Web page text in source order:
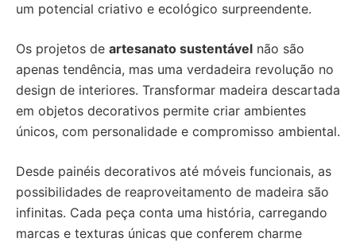
um potencial criativo e ecológico surpreendente.
Os projetos de artesanato sustentável não são
apenas tendência, mas uma verdadeira revolução no
design de interiores. Transformar madeira descartada
em objetos decorativos permite criar ambientes
únicos, com personalidade e compromisso ambiental.
Desde painéis decorativos até móveis funcionais, as
possibilidades de reaproveitamento de madeira são
infinitas. Cada peça conta uma história, carregando
marcas e texturas únicas que conferem charme